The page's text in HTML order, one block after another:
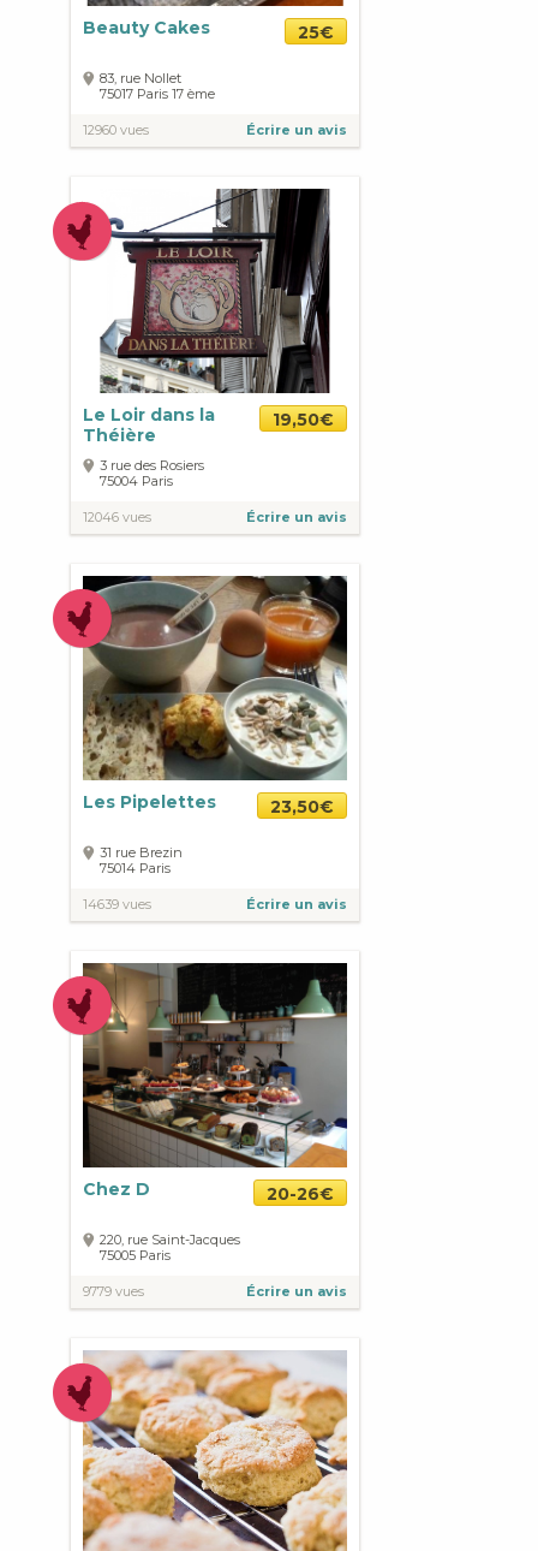
Beauty Cakes 25€
83, rue Nollet
75017 Paris 17 ème
12960 vues Écrire un avis
Le Loir dans la
Théière
19,50€
3 rue des Rosiers
75004 Paris
12046 vues Écrire un avis
Les Pipelettes 23,50€
31 rue Brezin
75014 Paris
14639 vues Écrire un avis
Chez D 20-26€
220, rue Saint-Jacques
75005 Paris
9779 vues Écrire un avis